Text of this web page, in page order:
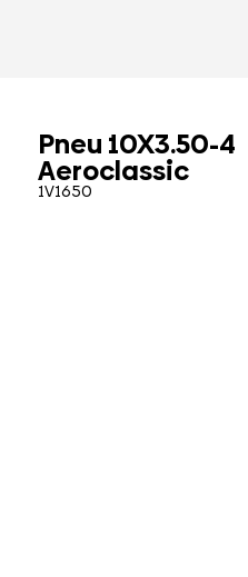
Pneu 10X3.50-4
Aeroclassic
1V1650